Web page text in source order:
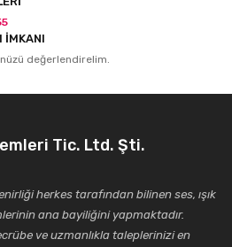
İMKANI
değerlendirelim.
Tic. Ltd. Şti.
herkes tarafından bilinen ses, ışık
ana bayiliğini yapmaktadır.
ve uzmanlıkla taleplerinizi en